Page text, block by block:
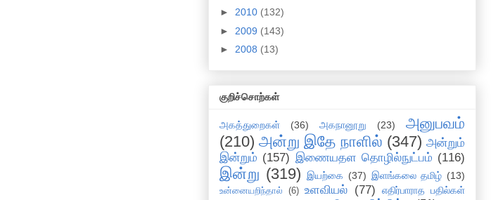
► 2010 (132)
► 2009 (143)
► 2008 (13)
குறிச்சொற்கள்
அகத்துறைகள் (36) அகநானூறு (23)
அனுபவம்
(210) அன்று இதே நாளில் (347) அன்றும்
இன்றும் (157) இணையதள தொழில்நுட்பம் (116)
இன்று (319) இயற்கை (37) இளங்கலை தமிழ் (13)
உன்னையறிந்தால் (6) உளவியல் (77)
எதிர்பாராத பதில்கள்